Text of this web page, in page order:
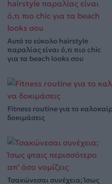
Αυτό το εύκολο hairstyle
παραλίας είναι ό,τι πιο chic
για τα beach looks σου
Fitness routine για το
δοκιμάσεις
Τσακώνεσαι συνέχεια; Ίσως